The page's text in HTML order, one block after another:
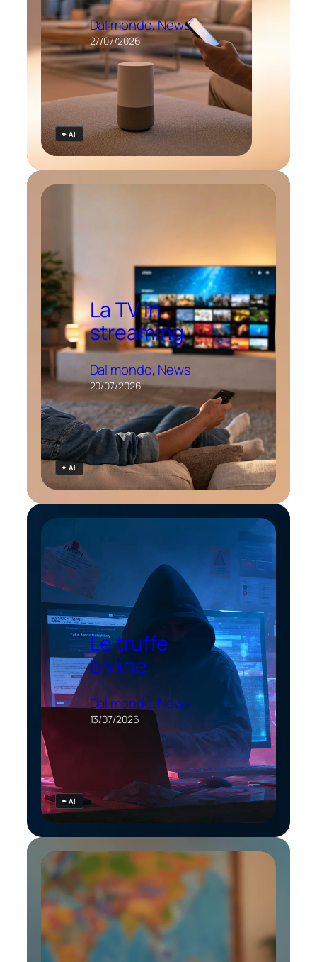
✦ AI
Dal mondo, News
27/07/2026
✦ AI
La TV in
streaming
Dal mondo, News
20/07/2026
✦ AI
Le truffe
online
Dal mondo, News
13/07/2026